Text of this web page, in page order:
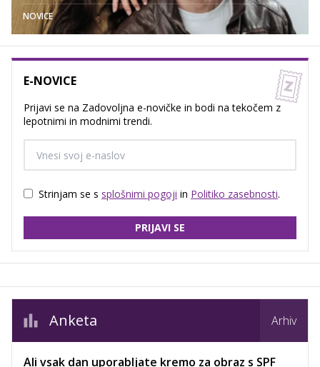
NOVICE
E-NOVICE
Prijavi se na Zadovoljna e-novičke in bodi na tekočem z
lepotnimi in modnimi trendi.
Strinjam se s splošnimi pogoji in Politiko zasebnosti.
PRIJAVI SE
Anketa Arhiv
Ali vsak dan uporabljate kremo za obraz s SPF